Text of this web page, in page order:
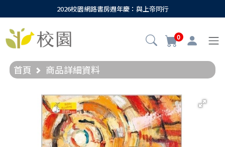
2026校園網路書房週年慶：與上帝同行
0
首頁 商品詳細資料